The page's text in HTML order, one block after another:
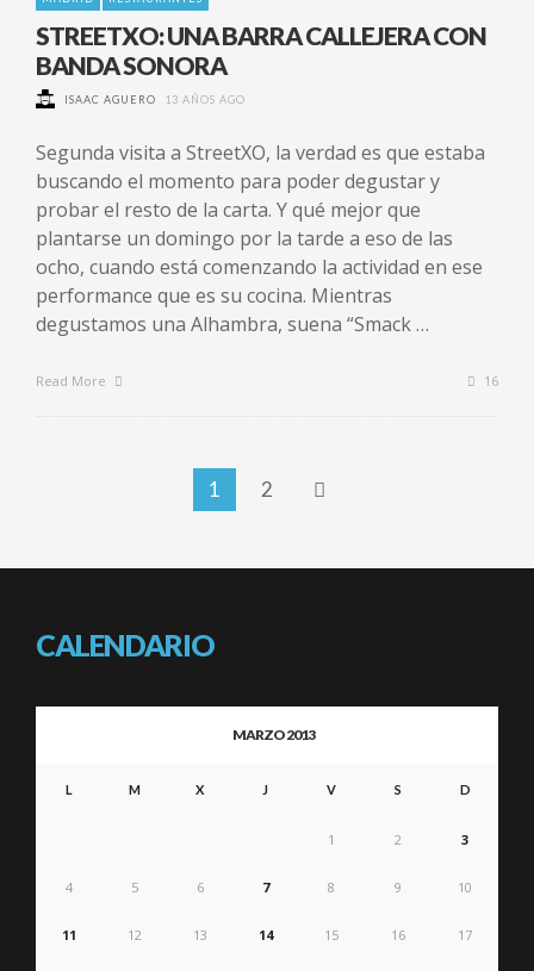
STREETXO: UNA BARRA CALLEJERA CON
BANDA SONORA
ISAAC AGUERO 13 AÑOS AGO
Segunda visita a StreetXO, la verdad es que estaba
buscando el momento para poder degustar y
probar el resto de la carta. Y qué mejor que
plantarse un domingo por la tarde a eso de las
ocho, cuando está comenzando la actividad en ese
performance que es su cocina. Mientras
degustamos una Alhambra, suena “Smack …
Read More 16
1 2
CALENDARIO
MARZO 2013
L M X J V S D
1 2 3
4 5 6 7 8 9 10
11 12 13 14 15 16 17